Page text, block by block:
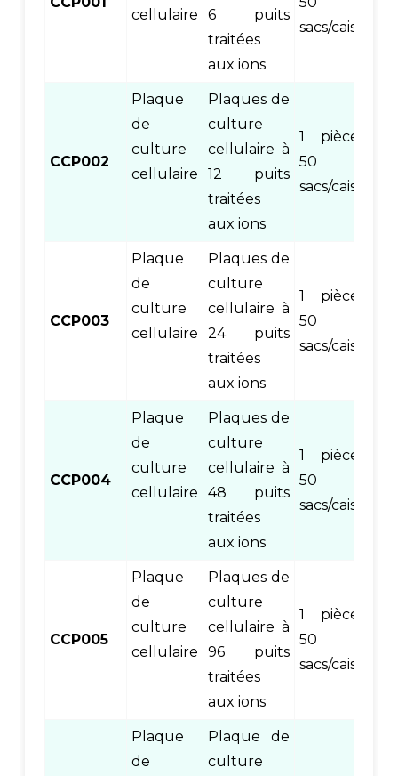
cellulaire
6 puits
traitées
aux ions
sacs/caisse
CCP002
Plaque
de
culture
cellulaire
Plaques de
culture
cellulaire à
12 puits
traitées
aux ions
1 pièce/sac,
50
sacs/caisse
CCP003
Plaque
de
culture
cellulaire
Plaques de
culture
cellulaire à
24 puits
traitées
aux ions
1 pièce/sac,
50
sacs/caisse
CCP004
Plaque
de
culture
cellulaire
Plaques de
culture
cellulaire à
48 puits
traitées
aux ions
1 pièce/sac,
50
sacs/caisse
CCP005
Plaque
de
culture
cellulaire
Plaques de
culture
cellulaire à
96 puits
traitées
aux ions
1 pièce/sac,
50
sacs/caisse
Plaque
de
Plaque de
culture